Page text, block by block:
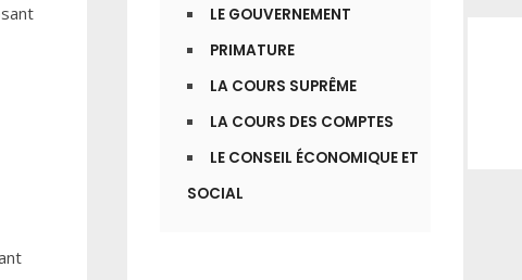
LE GOUVERNEMENT
PRIMATURE
LA COURS SUPRÊME
LA COURS DES COMPTES
LE CONSEIL ÉCONOMIQUE ET
SOCIAL